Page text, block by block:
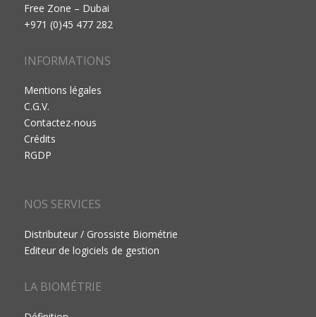
Free Zone – Dubai
+971 (0)45 477 282
INFORMATIONS
Mentions légales
C.G.V.
Contactez-nous
Crédits
RGDP
NOS SERVICES
Distributeur / Grossiste Biométrie
Editeur de logiciels de gestion
LA BIOMÉTRIE